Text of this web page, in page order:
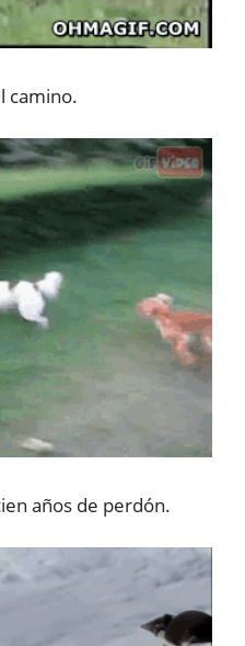
camino.
años de perdón.